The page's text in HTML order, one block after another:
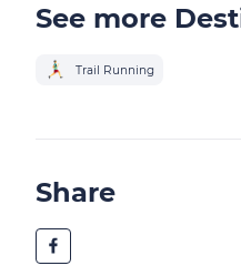
See more
Trail Running
Share